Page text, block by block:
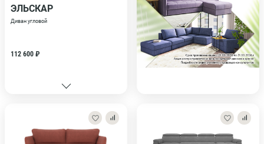
ЭЛЬСКАР
Диван угловой
112 600 ₽